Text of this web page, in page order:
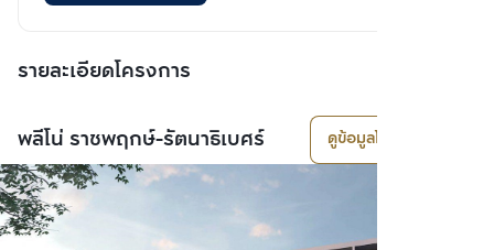
รายละเอียดโครงการ
พลีโน่ ราชพฤกษ์-รัตนาธิเบศร์ ดูข้อมูลโครงการ